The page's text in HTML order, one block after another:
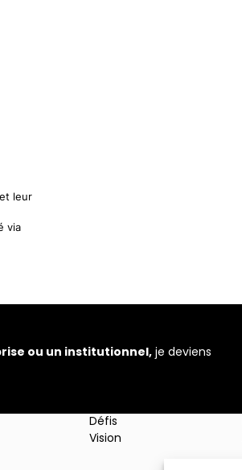
leur
via
ou un institutionnel,je deviens
Défis
Vision